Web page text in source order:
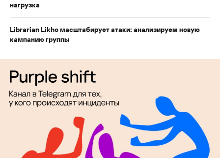
нагрузка
Librarian Likho масштабирует атаки: анализируем новую
кампанию группы